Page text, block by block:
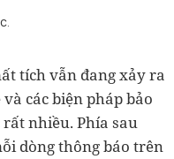
tích vẫn đang xảy ra
các biện pháp bảo
nhiều. Phía sau
dòng thông báo trên